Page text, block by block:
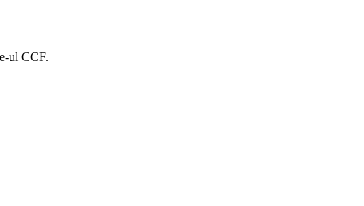
și pe site-ul CCF.